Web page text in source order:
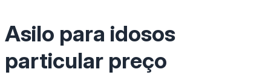
Asilo para idosos
particular preço